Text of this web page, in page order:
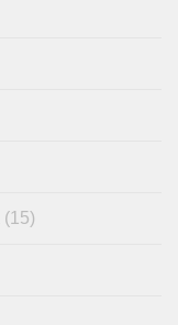
(15)